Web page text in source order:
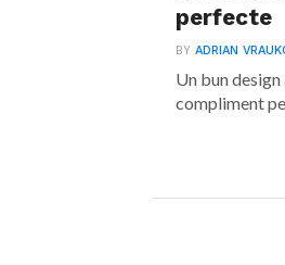
perfecte
BYADRIAN
Un bun
compliment